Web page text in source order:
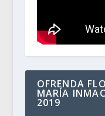
OFRENDA
MARÍA
2019